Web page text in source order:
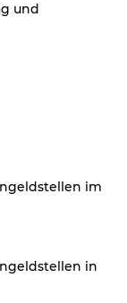
und
im
in